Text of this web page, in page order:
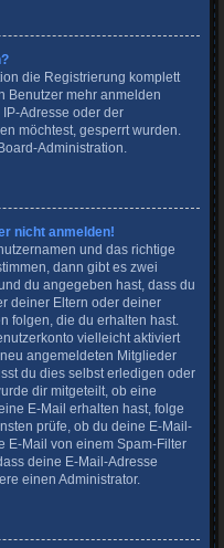
die Registrierung komplett
Benutzer mehr anmelden
Adresse oder der
möchtest, gesperrt wurden.
Administration.
nicht anmelden!
und das richtige
dann gibt es zwei
du angegeben hast, dass du
deiner Eltern oder deiner
folgen, die du erhalten hast.
vielleicht aktiviert
angemeldeten Mitglieder
du dies selbst erledigen oder
dir mitgeteilt, ob eine
E-Mail erhalten hast, folge
prüfe, ob du deine E-Mail-
E-Mail von einem Spam-Filter
deine E-Mail-Adresse
einen Administrator.